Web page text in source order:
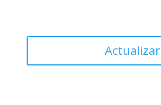
Actualizar